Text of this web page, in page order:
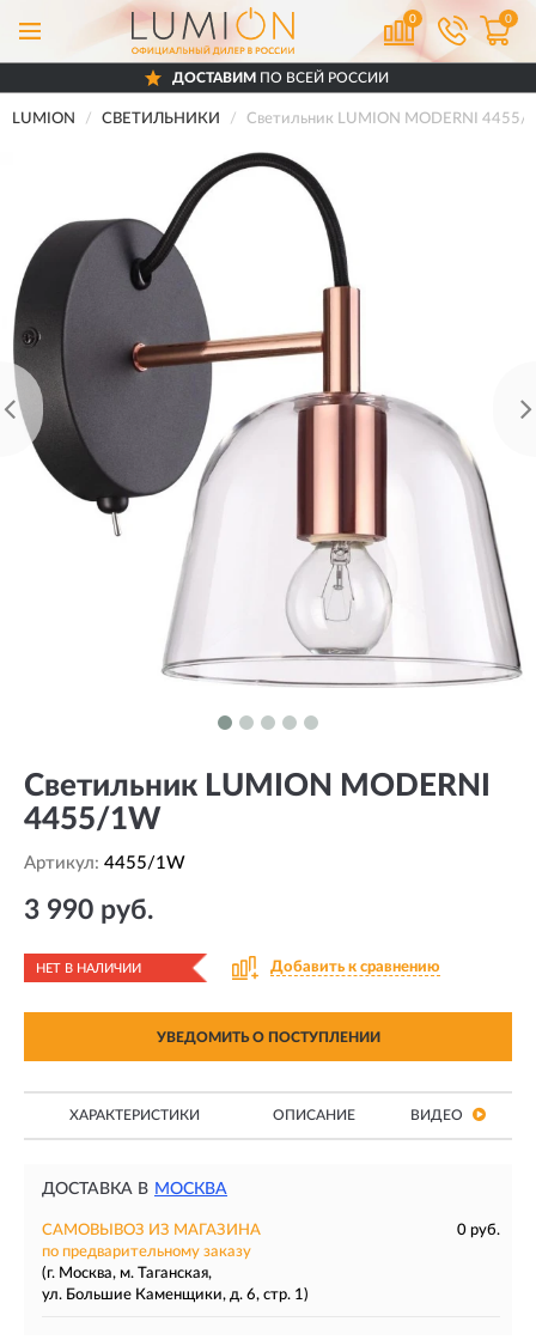
0 0
ДОСТАВИМ ПО ВСЕЙ РОССИИ
LUMION СВЕТИЛЬНИКИ Светильник LUMION MODERNI 4455/
Светильник LUMION MODERNI
4455/1W
Артикул: 4455/1W
3 990 руб.
НЕТ В НАЛИЧИИ Добавить к сравнению
УВЕДОМИТЬ О ПОСТУПЛЕНИИ
ХАРАКТЕРИСТИКИ ОПИСАНИЕ ВИДЕО
ДОСТАВКА В МОСКВА
САМОВЫВОЗ ИЗ МАГАЗИНА
0 руб.
по предварительному заказу
(г. Москва, м. Таганская,
ул. Большие Каменщики, д. 6, стр. 1)